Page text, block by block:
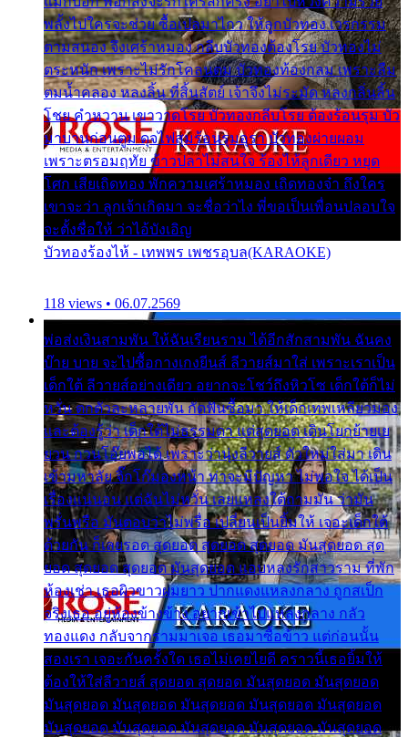
พลั้งไปใครจะช่วย ซื้อเปลมาไกว ให้ลูกบัวทอง เวรกรรม
ตามสนอง จึงเศร้าหมอง กลีบบัวทองต้องโรย บัวทองไม่
ตระหนัก เพราะไม่รักโคลนตม บัวทองท้องกลม เพราะลืม
ตมน้ำคลอง หลงลิ้น ที่สิ้นสัตย์ เจ้าจึงไม่ระมัด หลงกลิ่นลิ้น
โชย คำหวาน เขาวาดโรย บัวทองกลีบโรย ต้องร้อนรุม บัว
มาบานก่อนตูม ดุจไฟสุมร้อนรุมอุรา บัวทองผ่ายผอม
เพราะตรอมฤทัย ข้าวปลาไม่สนใจ ร้องไห้ลูกเดียว หยุด
โศก เสียเถิดทอง พักความเศร้าหมอง เถิดทองจ๋า ถึงใคร
เขาจะว่า ลูกเจ้าเกิดมา จะชื่อว่าไง พี่ขอเป็นเพื่อนปลอบใจ
จะตั้งชื่อให้ ว่าไอ้บังเอิญ
บัวทองร้องไห้ - เทพพร เพชรอุบล(KARAOKE)
118 views • 06.07.2569
พ่อส่งเงินสามพัน ให้ฉันเรียนราม ได้อีกสักสามพัน ฉันคง
บ๊าย บาย จะไปซื้อกางเกงยีนส์ ลีวายส์มาใส่ เพราะเราเป็น
เด็กใต้ ลีวายส์อย่างเดียว อยากจะโชว์ถึงหิวโซ เด็กใต้ก็ไม่
หวั่น ตกตัวละหลายพัน กัดฟันซื้อมา ให้เด็กเทพเหลียวมอง
และต้องรู้ว่า เด็กใต้ไม่ธรรมดา แต่สุดยอด เดินโยกย้ายเย
ยวน กวนโอ๊ยพอได้ เพราะว่านุ่งลีวายส์ ตัวใหม่ใส่มา เดิน
เข้ามหาลัย จิ๊กโก๊มองหน้า ท่าจะมีปัญหา ไม่พอใจ ได้เป็น
เรื่องแน่นอน แต่ฉันไม่หวั่น เลยแหลงใต้ถามมัน ว่ามัน
พรั่นพรือ มันตอบว่าไม่พรื่อ เปลี่ยนเป็นยิ้มให้ เจอะเด็กใต้
ด้วยกัน ก็เลยรอด สุดยอด สุดยอด สุดยอด มันสุดยอด สุด
ยอด สุดยอด สุดยอด มันสุดยอด แอบหลงรักสาวราม ที่พัก
ห้องเช่า เธอผิวขาวผมยาว ปากแดงแหลงกลาง ถูกสเป็ก
จริงเธอ อยู่ห้องข้างข้าง อยากเข้าไปแหลงกลาง กลัว
ทองแดง กลับจากรามมาเจอ เธอมาซื้อข้าว แต่ก่อนนั้น
สองเรา เจอะกันครั้งใด เธอไม่เคยไยดี คราวนี้เธอยิ้มให้
ต้องให้ใส่ลีวายส์ สุดยอด สุดยอด มันสุดยอด มันสุดยอด
มันสุดยอด มันสุดยอด มันสุดยอด มันสุดยอด มันสุดยอด
มันสุดยอด มันสุดยอด มันสุดยอด มันสุดยอด มันสุดยอด